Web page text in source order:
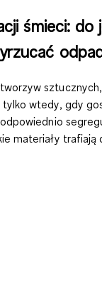
śmieci: do
wtedy, gdy
materiały trafiają